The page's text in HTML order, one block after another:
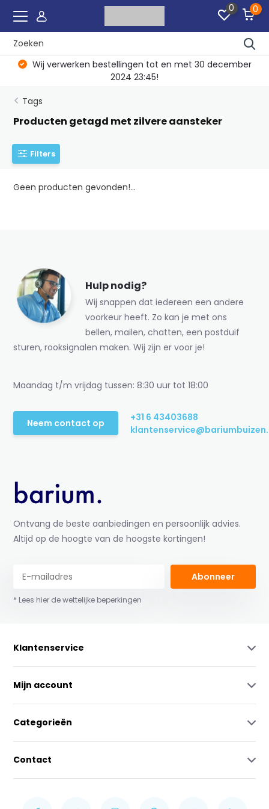
0 0
Wij verwerken bestellingen tot en met 30 december
2024 23:45!
Tags
Producten getagd met zilvere aansteker
Filters
Geen producten gevonden!...
Hulp nodig?
Wij snappen dat iedereen een andere
voorkeur heeft. Zo kan je met ons
bellen, mailen, chatten, een postduif
sturen, rooksignalen maken. Wij zijn er voor je!
Maandag t/m vrijdag tussen: 8:30 uur tot 18:00
Neem contact op
+31 6 43403688
Ontvang de beste aanbiedingen en persoonlijk advies.
Altijd op de hoogte van de hoogste kortingen!
Abonneer
* Lees hier de wettelijke beperkingen
Klantenservice
Mijn account
Categorieën
Contact